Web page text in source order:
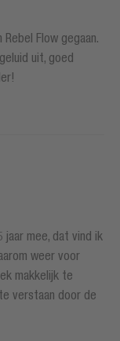
Flow gegaan.
uit, goed
mee, dat vind ik
weer voor
makkelijk te
verstaan door de